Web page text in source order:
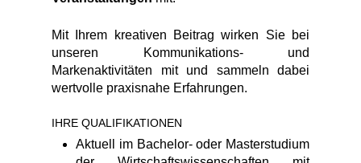
Mit Ihrem kreativen Beitrag wirken Sie bei
unseren Kommunikations- und
Markenaktivitäten mit und sammeln dabei
wertvolle praxisnahe Erfahrungen.
IHRE QUALIFIKATIONEN
Aktuell im Bachelor- oder Masterstudium